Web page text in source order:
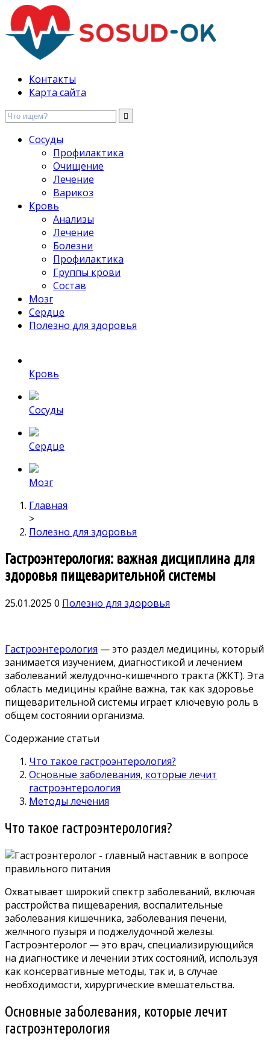
Здоровые сосуды, лечение и профилактика
Контакты
Карта сайта
Сосуды
Профилактика
Очищение
Лечение
Варикоз
Кровь
Анализы
Лечение
Болезни
Профилактика
Группы крови
Состав
Мозг
Сердце
Полезно для здоровья
Кровь
Сосуды
Сердце
Мозг
Главная
>
Полезно для здоровья
Гастроэнтерология: важная дисциплина для
здоровья пищеварительной системы
25.01.2025 0 Полезно для здоровья
Гастроэнтерология — это раздел медицины, который
занимается изучением, диагностикой и лечением
заболеваний желудочно-кишечного тракта (ЖКТ). Эта
область медицины крайне важна, так как здоровье
пищеварительной системы играет ключевую роль в
общем состоянии организма.
Содержание статьи
Что такое гастроэнтерология?
Основные заболевания, которые лечит
гастроэнтерология
Методы лечения
Что такое гастроэнтерология?
Охватывает широкий спектр заболеваний, включая
расстройства пищеварения, воспалительные
заболевания кишечника, заболевания печени,
желчного пузыря и поджелудочной железы.
Гастроэнтеролог — это врач, специализирующийся
на диагностике и лечении этих состояний, используя
как консервативные методы, так и, в случае
необходимости, хирургические вмешательства.
Основные заболевания, которые лечит
гастроэнтерология